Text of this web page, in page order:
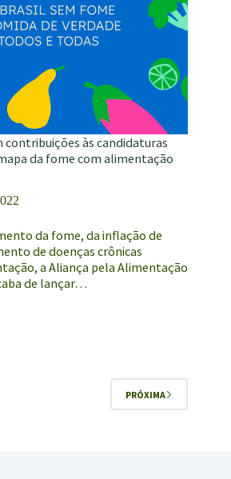
contribuições às candidaturas
da fome com alimentação
da fome, da inflação de
de doenças crônicas
a Aliança pela Alimentação
de lançar…
PRÓXIMA